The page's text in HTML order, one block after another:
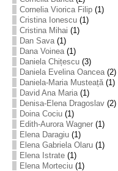
Cornelia Viorica Filip(1)
Cristina Ionescu(1)
Cristina Mihai (1)
Dan Sava(1)
Dana Voinea(1)
Daniela Chițescu(3)
Daniela Evelina Oancea(2)
Daniela-Maria Musteață(1)
David Ana Maria(1)
Denisa-Elena Dragoslav(2)
Doina Cociu(1)
Edith-Aurora Wagner(1)
Elena Daragiu(1)
Elena Gabriela Olaru(1)
Elena Istrate(1)
Elena Morteciu(1)